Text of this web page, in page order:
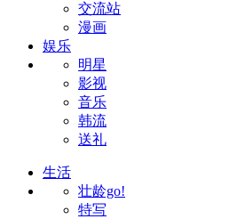
交流站
漫画
娱乐
明星
影视
音乐
韩流
送礼
生活
壮龄go!
特写